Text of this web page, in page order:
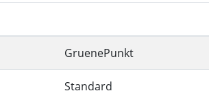
GruenePunkt
Standard